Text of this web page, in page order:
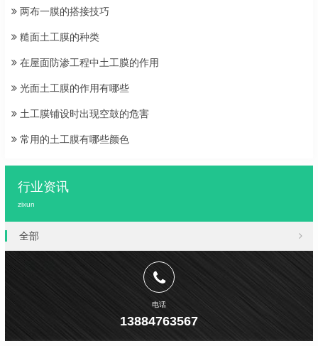
两布一膜的搭接技巧
糙面土工膜的种类
在屋面防渗工程中土工膜的作用
光面土工膜的作用有哪些
土工膜铺设时出现空鼓的危害
常用的土工膜有哪些颜色
行业资讯
zixun
全部
电话
13884763567